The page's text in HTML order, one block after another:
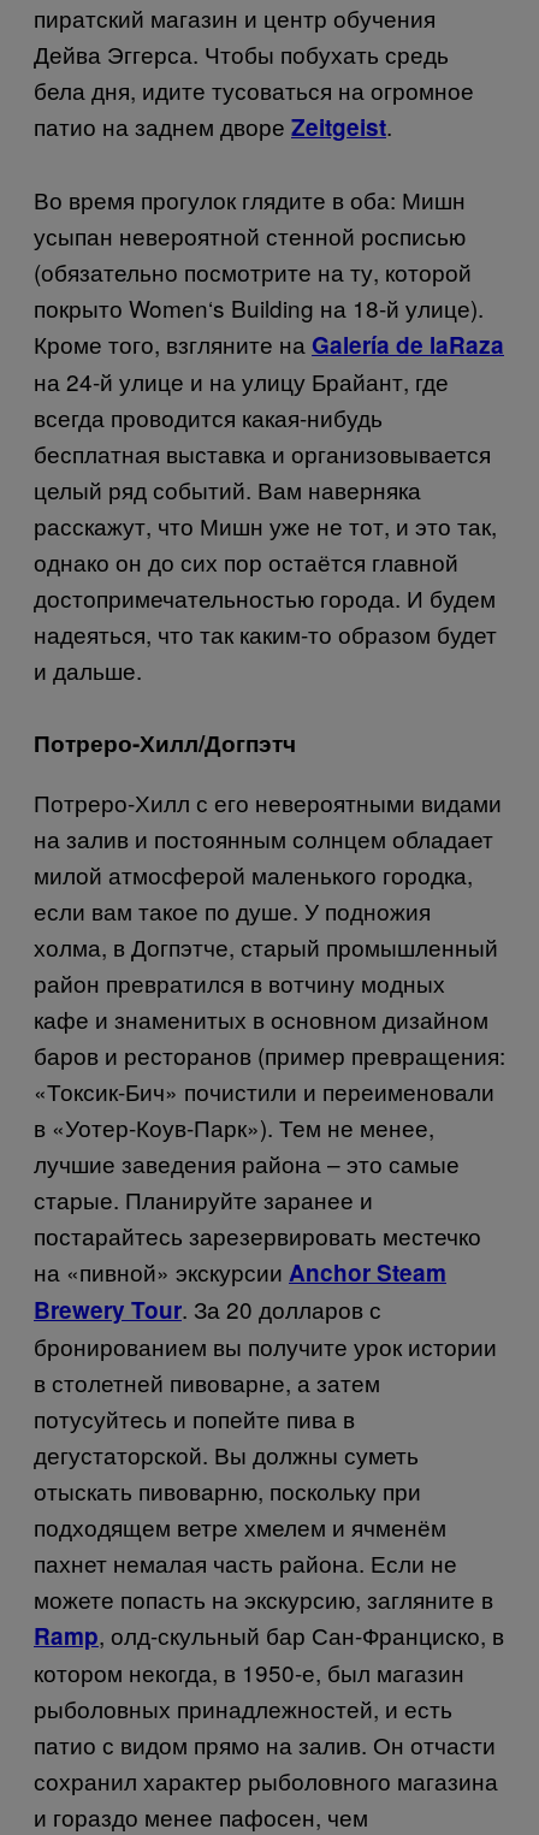
пиратский магазин и центр обучения
Дейва Эггерса. Чтобы побухать средь
бела дня, идите тусоваться на огромное
патио на заднем дворе Zeitgeist.
Во время прогулок глядите в оба: Мишн
усыпан невероятной стенной росписью
(обязательно посмотрите на ту, которой
покрыто Women‘s Building на 18-й улице).
Кроме того, взгляните на Galería de laRaza
на 24-й улице и на улицу Брайант, где
всегда проводится какая-нибудь
бесплатная выставка и организовывается
целый ряд событий. Вам наверняка
расскажут, что Мишн уже не тот, и это так,
однако он до сих пор остаётся главной
достопримечательностью города. И будем
надеяться, что так каким-то образом будет
и дальше.
Потреро-Хилл/Догпэтч
Потреро-Хилл с его невероятными видами
на залив и постоянным солнцем обладает
милой атмосферой маленького городка,
если вам такое по душе. У подножия
холма, в Догпэтче, старый промышленный
район превратился в вотчину модных
кафе и знаменитых в основном дизайном
баров и ресторанов (пример превращения:
«Токсик-Бич» почистили и переименовали
в «Уотер-Коув-Парк»). Тем не менее,
лучшие заведения района – это самые
старые. Планируйте заранее и
постарайтесь зарезервировать местечко
на «пивной» экскурсии Anchor Steam
Brewery Tour. За 20 долларов с
бронированием вы получите урок истории
в столетней пивоварне, а затем
потусуйтесь и попейте пива в
дегустаторской. Вы должны суметь
отыскать пивоварню, поскольку при
подходящем ветре хмелем и ячменём
пахнет немалая часть района. Если не
можете попасть на экскурсию, загляните в
Ramp, олд-скульный бар Сан-Франциско, в
котором некогда, в 1950-е, был магазин
рыболовных принадлежностей, и есть
патио с видом прямо на залив. Он отчасти
сохранил характер рыболовного магазина
и гораздо менее пафосен, чем